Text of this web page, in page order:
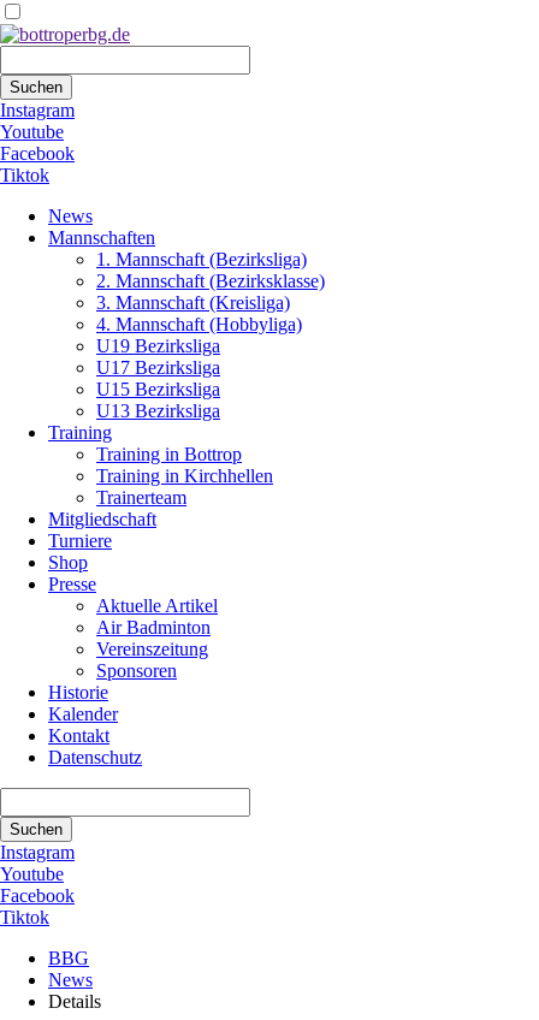
Suchen
Instagram
Youtube
Facebook
Tiktok
überspringen
News
Mannschaften
1. Mannschaft (Bezirksliga)
2. Mannschaft (Bezirksklasse)
3. Mannschaft (Kreisliga)
4. Mannschaft (Hobbyliga)
U19 Bezirksliga
U17 Bezirksliga
U15 Bezirksliga
U13 Bezirksliga
Training
Training in Bottrop
Training in Kirchhellen
Trainerteam
Mitgliedschaft
Turniere
Shop
Presse
Aktuelle Artikel
Air Badminton
Vereinszeitung
Sponsoren
Historie
Kalender
Kontakt
Datenschutz
Suchen
Instagram
Youtube
Facebook
Tiktok
BBG
News
Details